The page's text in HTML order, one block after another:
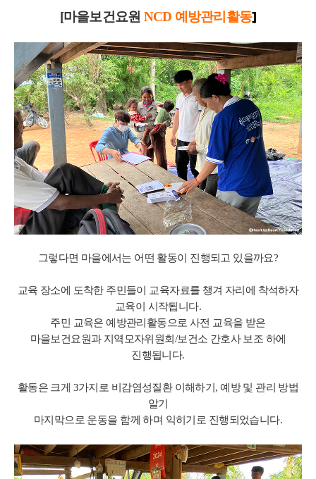
[마을보건요원 NCD 예방관리활동]
그렇다면 마을에서는 어떤 활동이 진행되고 있을까요?
교육 장소에 도착한 주민들이 교육자료를 챙겨 자리에 착석하자
교육이 시작됩니다.
주민 교육은 예방관리활동으로 사전 교육을 받은
마을보건요원과 지역모자위원회/보건소 간호사 보조 하에
진행됩니다.
활동은 크게 3가지로 비감염성질환 이해하기, 예방 및 관리 방법
알기
마지막으로 운동을 함께 하며 익히기로 진행되었습니다.